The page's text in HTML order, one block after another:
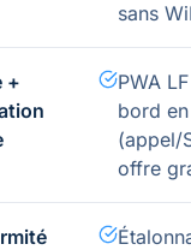
sans
+
PWA
bord
(appel/
offre